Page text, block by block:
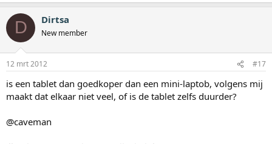
D Dirtsa
New member
12 mrt 2012 #17
is een tablet dan goedkoper dan een mini-laptob, volgens mij
maakt dat elkaar niet veel, of is de tablet zelfs duurder?
@caveman